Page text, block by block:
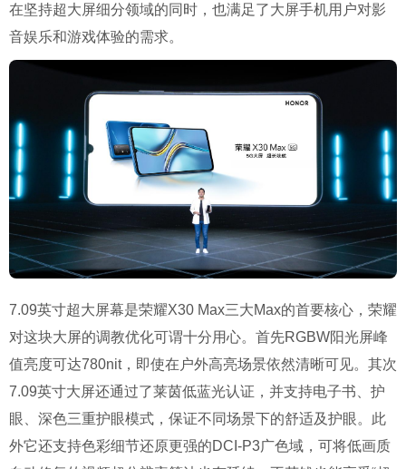
在坚持超大屏细分领域的同时，也满足了大屏手机用户对影
音娱乐和游戏体验的需求。
7.09英寸超大屏幕是荣耀X30 Max三大Max的首要核心，荣耀
对这块大屏的调教优化可谓十分用心。首先RGBW阳光屏峰
值亮度可达780nit，即使在户外高亮场景依然清晰可见。其次
7.09英寸大屏还通过了莱茵低蓝光认证，并支持电子书、护
眼、深色三重护眼模式，保证不同场景下的舒适及护眼。此
外它还支持色彩细节还原更强的DCI-P3广色域，可将低画质